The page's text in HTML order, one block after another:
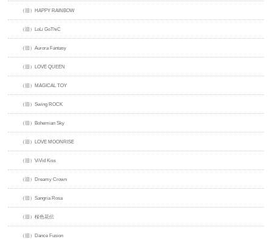
（旧）HAPPY RAINBOW
（旧）LoLi GoThiC
（旧）Aurora Fantasy
（旧）LOVE QUEEN
（旧）MAGICAL TOY
（旧）Swing ROCK
（旧）Bohemian Sky
（旧）LOVE MOONRISE
（旧）ViVid Kiss
（旧）Dreamy Crown
（旧）Sangria Rosa
（旧）桜色花伝
（旧）Dance Fusion